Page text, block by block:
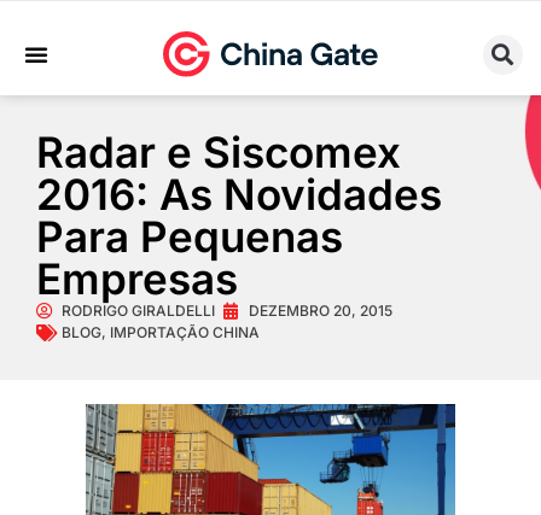
Radar e Siscomex
2016: As Novidades
Para Pequenas
Empresas
RODRIGO GIRALDELLI
DEZEMBRO 20, 2015
BLOG, IMPORTAÇÃO CHINA